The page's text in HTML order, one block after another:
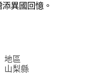
異國回憶。
地區
山梨縣